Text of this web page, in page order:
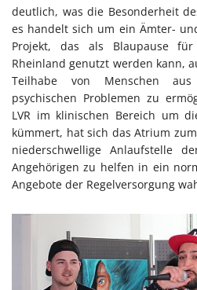
deutlich, was die Besonderheit
es handelt sich um ein Ämter-
Projekt, das als Blaupause für
Rheinland genutzt werden kann,
Teilhabe von Menschen
psychischen Problemen zu
LVR im klinischen Bereich um
kümmert, hat sich das Atrium
niederschwellige Anlaufstelle
Angehörigen zu helfen in ein
Angebote der Regelversorgung